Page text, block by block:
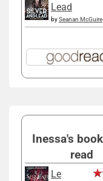
Lead
bySeanan McGuire
Inessa's
read
Le